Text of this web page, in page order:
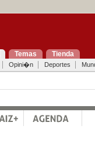
Temas Tienda
Opini�n Deportes